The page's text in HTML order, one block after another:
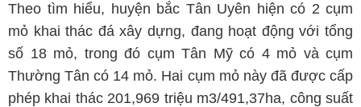
Theo tìm hiểu, huyện bắc Tân Uyên hiện có 2 cụm
mỏ khai thác đá xây dựng, đang hoạt động với tổng
số 18 mỏ, trong đó cụm Tân Mỹ có 4 mỏ và cụm
Thường Tân có 14 mỏ. Hai cụm mỏ này đã được cấp
phép khai thác 201,969 triệu m3/491,37ha, công suất